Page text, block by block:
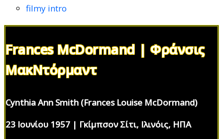
filmy intro
Frances McDormand | Φράνσις
ΜακΝτόρμαντ
Cynthia Ann Smith (Frances Louise McDormand)
23 Ιουνίου 1957 | Γκίμπσον Σίτι, Ιλινόις, ΗΠΑ